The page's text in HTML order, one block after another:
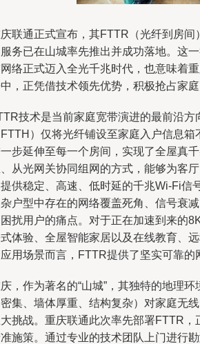
联通正式宣布，其FTTR（光纤到房间
务已在山城率先推出并成功落地。这
络正式迈入全光千兆时代，也意味着
，正凭借技术领先优势，积极抢占家庭
技术是当前家庭宽带演进的最前沿方
）仅将光纤铺设至家庭入户信息箱
步延伸至每一个房间，实现了全屋真
从光网关协同组网的方式，能够为客
供稳定、高速、低时延的千兆Wi-Fi信
户型中存在的网络覆盖死角、信号衰
扰用户的痛点。对于正在加速到来的
体验、全屋智能家居以及在线教育、
用场景而言，FTTR提供了坚实可靠的
，作为著名的“山城”，其独特的地理
集、墙体厚重、结构复杂）对家庭无
挑战。重庆联通此次率先部署FTTR，
施策。通过专业的技术团队上门进行